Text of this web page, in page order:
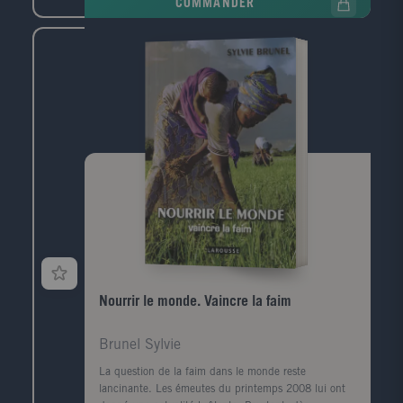
avec en moyenne 4 chansons par année. Un index
supplémentaires couvrent la période 1996-1999, avec
Brigitte Fontaine, etc.) Public: Public familial pour
retrouver ensemble les grands succès de plusieurs
COMMANDER
Nourrir le monde. Vaincre la faim
Brunel Sylvie
La question de la faim dans le monde reste
lancinante. Les émeutes du printemps 2008 lui ont